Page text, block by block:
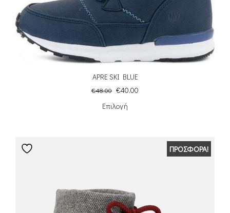
APRE SKI BLUE
€48.00 €40.00
Επιλογή
ΠΡΟΣΦΟΡΆ!